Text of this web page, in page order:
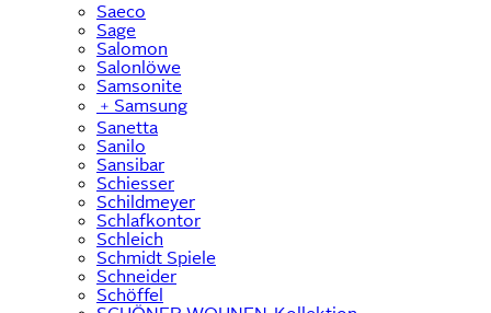
Saeco
Sage
Salomon
Salonlöwe
Samsonite
﹢ Samsung
Sanetta
Sanilo
Sansibar
Schiesser
Schildmeyer
Schlafkontor
Schleich
Schmidt Spiele
Schneider
Schöffel